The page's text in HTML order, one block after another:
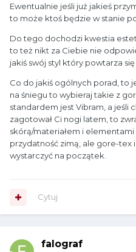
Ewentualnie jeśli już jakieś
to może ktoś będzie w stanie
Do tego dochodzi kwestia
to też nikt za Ciebie nie
jakiś swój styl który powtarza
Co do jakiś ogólnych porad, to
na śniegu to wybieraj takie z
standardem jest Vibram, a jeśli
zagotował Ci nogi latem, to
skórą/materiałem i
przydatność zimą, ale gore-tex
wystarczyć na początek.
Cytuj
falograf